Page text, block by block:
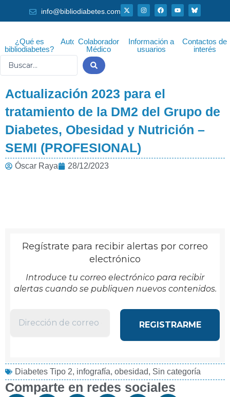
al
info@bibliodiabetes.com
X
-
t
I
n
s
r
a
F
a
c
o
o
k
Y
o
u
¿Qué es
bibliodiabetes?
AutorColaborador
Médico
Información a
usuarios
Contactos de
interés
Actualización 2023 para el
tratamiento de la DM2 del Grupo de
Diabetes, Obesidad y Nutrición –
SEMI (PROFESIONAL)
Óscar Raya 28/12/2023
Regístrate para recibir alertas por correo
electrónico
Introduce tu correo electrónico para recibir
alertas cuando se publiquen nuevos contenidos.
Diabetes Tipo 2, infografía, obesidad, Sin categoría
Comparte en redes sociales